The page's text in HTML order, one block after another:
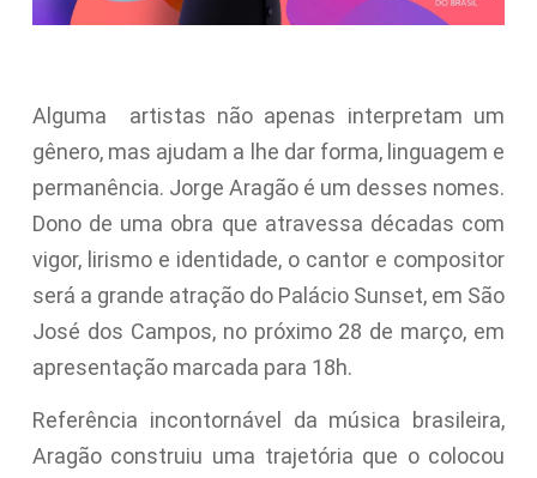
Alguma artistas não apenas interpretam um
gênero, mas ajudam a lhe dar forma, linguagem e
permanência. Jorge Aragão é um desses nomes.
Dono de uma obra que atravessa décadas com
vigor, lirismo e identidade, o cantor e compositor
será a grande atração do Palácio Sunset, em São
José dos Campos, no próximo 28 de março, em
apresentação marcada para 18h.
Referência incontornável da música brasileira,
Aragão construiu uma trajetória que o colocou